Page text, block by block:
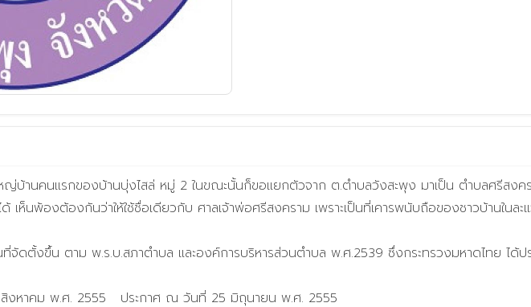
พ้องต้องกันว่าให้ใช้ชื่อเดียวกับ ศาลเจ้าพ่อศรีสงคราม เพราะเป็นที่เคารพนับถือของชาวบ้านในละ